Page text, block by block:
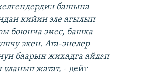
башына
кийин эле агылып
боюнча эмес, башка
экен. Ата-энелер
баарын жихадга айдап
жатат, - дейт